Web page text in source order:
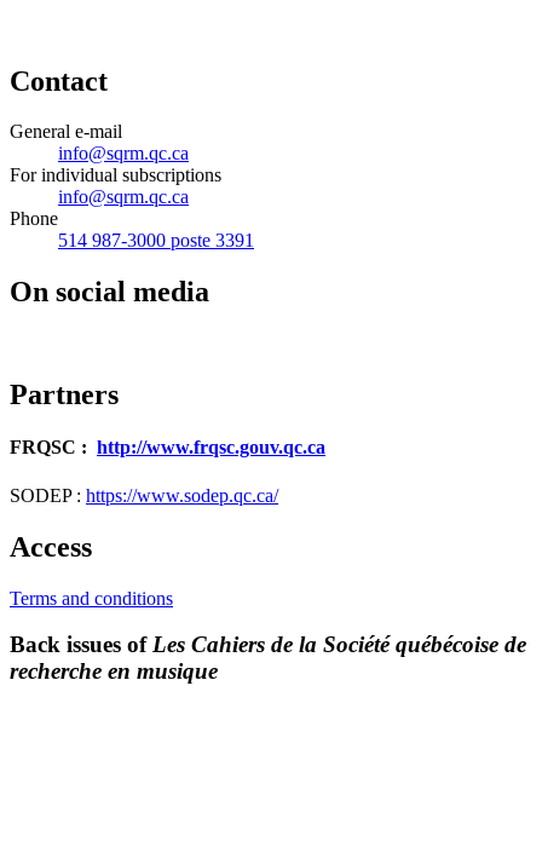
Contact
General e-mail
info@sqrm.qc.ca
For individual subscriptions
info@sqrm.qc.ca
Phone
514 987-3000 poste 3391
On social media
Partners
FRQSC : http://www.frqsc.gouv.qc.ca
SODEP : https://www.sodep.qc.ca/
Access
Terms and conditions
Back issues ofLes Cahiers de la Société québécoise de
recherche en musique